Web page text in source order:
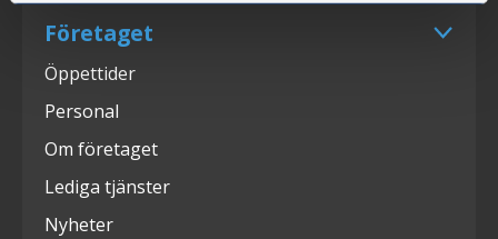
Företaget
Öppettider
Personal
Om företaget
Lediga tjänster
Nyheter